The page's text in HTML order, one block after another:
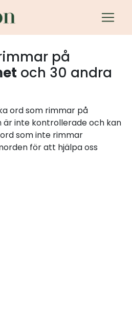
på
och 30 andra
ord som rimmar på
är inte kontrollerade och kan
som inte rimmar
för att hjälpa oss